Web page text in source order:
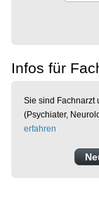
Infos für
Sie sind Fachnarzt
(Psychiater,
erfahren